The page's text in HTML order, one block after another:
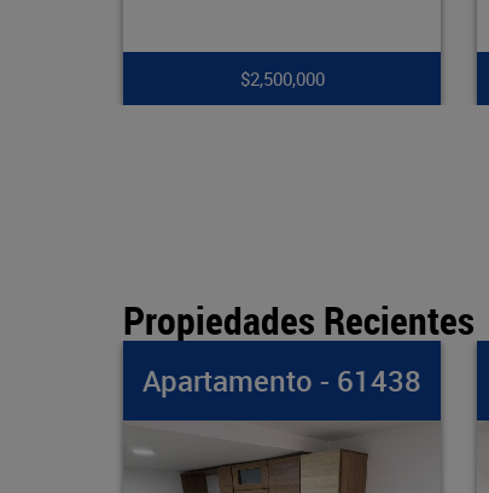
$7,900,000
Propiedades Recientes
Apartamento - 61437